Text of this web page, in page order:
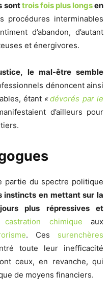
sonttrois fois plus longsen
procédures interminables
d’abandon, d’autant
et énergivores.
le mal-être semble
dénoncent ainsi
étant «dévorés par le
d’ailleurs pour
partie du spectre politique
instincts en mettant sur la
plus répressives et
castration chimique aux
. Ces surenchères
toute leur inefficacité
ceux, en revanche, qui
de moyens financiers.